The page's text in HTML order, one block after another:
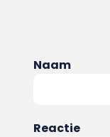
Naam
Reactie